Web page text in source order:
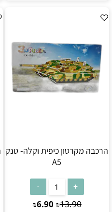
הרכבה מקרטון כיפית וקלה- טנק
A5
₪13.90
₪6.90